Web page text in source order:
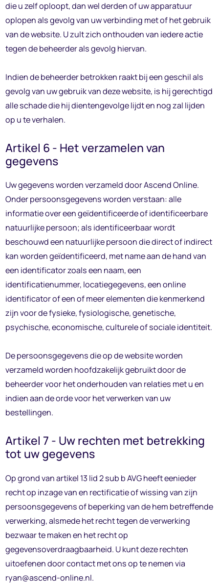
die u zelf oploopt, dan wel derden of uw apparatuur
oplopen als gevolg van uw verbinding met of het gebruik
van de website. U zult zich onthouden van iedere actie
tegen de beheerder als gevolg hiervan.
Indien de beheerder betrokken raakt bij een geschil als
gevolg van uw gebruik van deze website, is hij gerechtigd
alle schade die hij dientengevolge lijdt en nog zal lijden
op u te verhalen.
Artikel 6 - Het verzamelen van
gegevens
Uw gegevens worden verzameld door Ascend Online.
Onder persoonsgegevens worden verstaan: alle
informatie over een geïdentificeerde of identificeerbare
natuurlijke persoon; als identificeerbaar wordt
beschouwd een natuurlijke persoon die direct of indirect
kan worden geïdentificeerd, met name aan de hand van
een identificator zoals een naam, een
identificatienummer, locatiegegevens, een online
identificator of een of meer elementen die kenmerkend
zijn voor de fysieke, fysiologische, genetische,
psychische, economische, culturele of sociale identiteit.
De persoonsgegevens die op de website worden
verzameld worden hoofdzakelijk gebruikt door de
beheerder voor het onderhouden van relaties met u en
indien aan de orde voor het verwerken van uw
bestellingen.
Artikel 7 - Uw rechten met betrekking
tot uw gegevens
Op grond van artikel 13 lid 2 sub b AVG heeft eenieder
recht op inzage van en rectificatie of wissing van zijn
persoonsgegevens of beperking van de hem betreffende
verwerking, alsmede het recht tegen de verwerking
bezwaar te maken en het recht op
gegevensoverdraagbaarheid. U kunt deze rechten
uitoefenen door contact met ons op te nemen via
ryan@ascend-online.nl.